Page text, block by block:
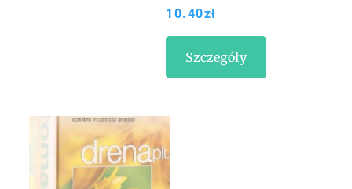
10.40zł
Szczegóły